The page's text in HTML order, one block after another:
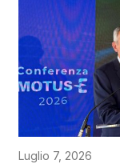
Luglio 7, 2026